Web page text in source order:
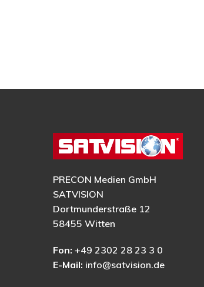
PRECON Medien GmbH
SATVISION
Dortmunderstraße 12
58455 Witten
Fon: +49 2302 28 23 3 0
E-Mail: info@satvision.de